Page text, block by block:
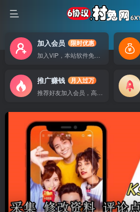
加入会员
限时优惠
推广赚钱
月入过万